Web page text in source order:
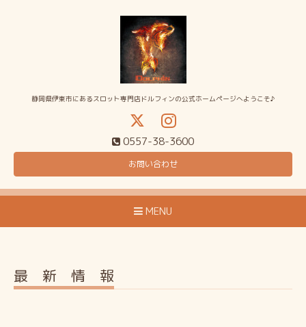
静岡県伊東市にあるスロット専門店ドルフィンの公式ホームページへようこそ♪
0557-38-3600
お問い合わせ
MENU
最 新 情 報